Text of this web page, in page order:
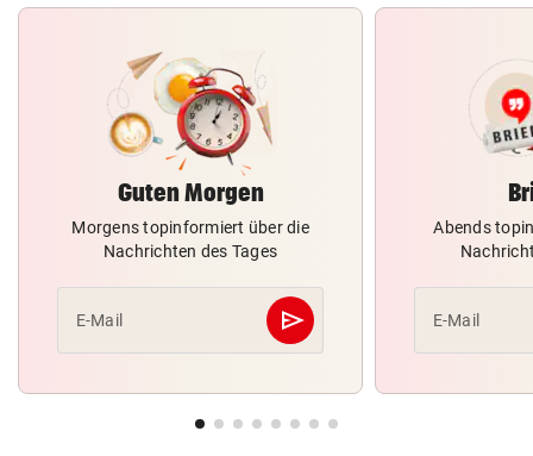
Guten Morgen
Morgens topinformiert über die
Nachrichten des Tages
E-Mail send
Abschicken
Abends
E-Mail